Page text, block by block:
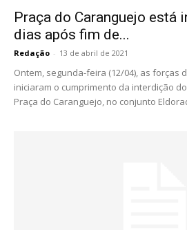
Praça do Caranguejo está
dias após fim de...
Redação - 13 de abril de 2021
Ontem, segunda-feira (12/04), as forças
iniciaram o cumprimento da interdição
Praça do Caranguejo, no conjunto